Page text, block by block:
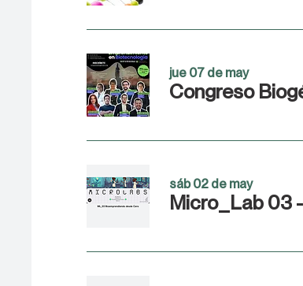
jue 07 de may
Congreso
sáb 02 de may
Micro_Lab 03